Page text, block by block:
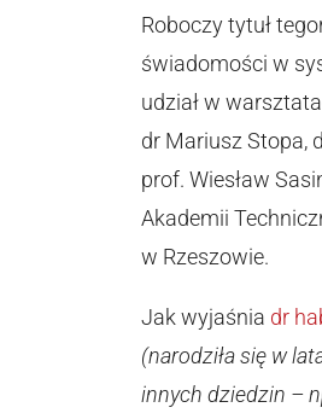
Roboczy tytuł
świadomości w
udział w
dr Mariusz Stopa,
prof. Wiesław
Akademii
w Rzeszowie.
Jak wyjaśnia dr
(narodziła się w
innych dziedzin –